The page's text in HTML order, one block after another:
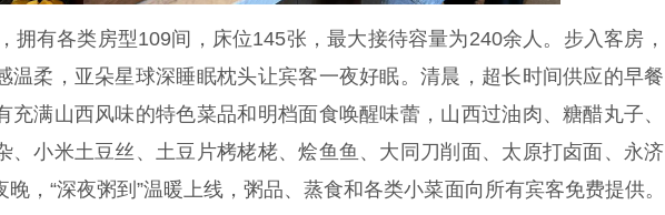
有各类房型109间，床位145张，最大接待容量为240余人。步入客房
温柔，亚朵星球深睡眠枕头让宾客一夜好眠。清晨，超长时间供应的早
充满山西风味的特色菜品和明档面食唤醒味蕾，山西过油肉、糖醋丸子
、小米土豆丝、土豆片栲栳栳、烩鱼鱼、大同刀削面、太原打卤面、永
，“深夜粥到”温暖上线，粥品、蒸食和各类小菜面向所有宾客免费提供